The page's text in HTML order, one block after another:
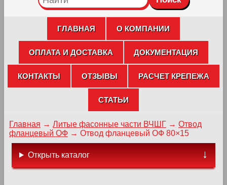
ГЛАВНАЯ О КОМПАНИИ
ОПЛАТА И ДОСТАВКА ДОКУМЕНТАЦИЯ
КОНТАКТЫ ОТЗЫВЫ РАСЧЕТ КРЕПЕЖА
СТАТЬИ
Главная → Литые фасонные части ВЧШГ → Отвод
фланцевый ОФ → Отвод фланцевый ОФ 80×15
Открыть каталог